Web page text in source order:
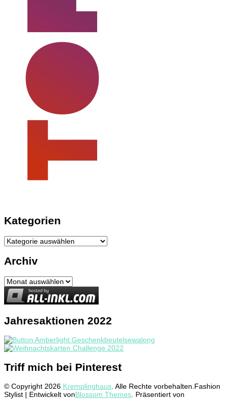
Kategorien
Kategorien
Archiv
Archiv
Jahresaktionen 2022
Triff mich bei Pinterest
© Copyright 2026 Kremplinghaus. Alle Rechte vorbehalten.Fashion
Stylist | Entwickelt vonBlossom Themes. Präsentiert von